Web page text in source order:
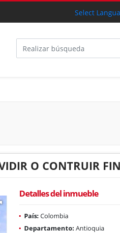
Select
O CONTRUIR
Detalles del inmueble
País: Colombia
Departamento: Antioquia